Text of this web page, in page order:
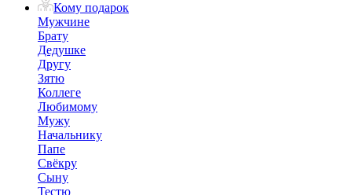
Кому подарок
Мужчине
Брату
Дедушке
Другу
Зятю
Коллеге
Любимому
Мужу
Начальнику
Папе
Свёкру
Сыну
Тестю